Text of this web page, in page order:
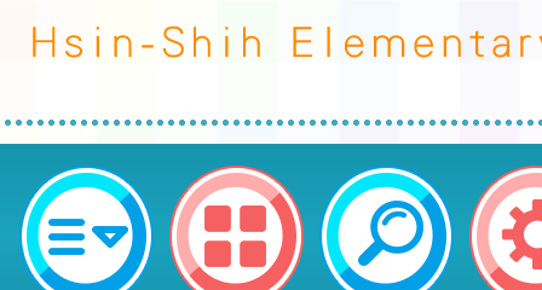
公告：本校113年度流感疫苗施打
式，多項作業採線上執行，請家長
平鎮區新勢國民小學